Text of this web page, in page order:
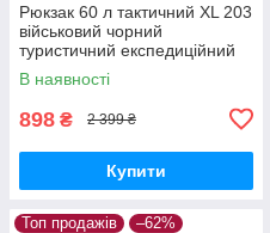
Рюкзак 60 л тактичний XL 203
військовий чорний
туристичний експедиційний
похідний місткий
В наявності
898 ₴ 2 399 ₴
Купити
Топ продажів –62%